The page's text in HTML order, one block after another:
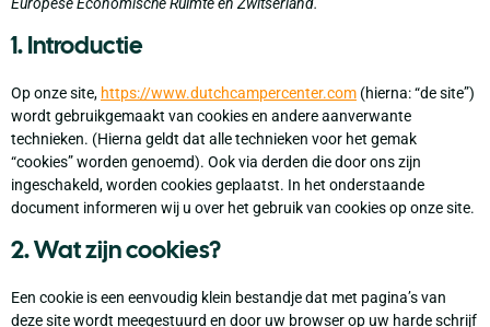
1. Introductie
Op onze site, https://www.dutchcampercenter.com (hierna: “de site”)
wordt gebruikgemaakt van cookies en andere aanverwante
technieken. (Hierna geldt dat alle technieken voor het gemak
“cookies” worden genoemd). Ook via derden die door ons zijn
ingeschakeld, worden cookies geplaatst. In het onderstaande
document informeren wij u over het gebruik van cookies op onze site.
2. Wat zijn cookies?
Een cookie is een eenvoudig klein bestandje dat met pagina’s van
deze site wordt meegestuurd en door uw browser op uw harde schrijf